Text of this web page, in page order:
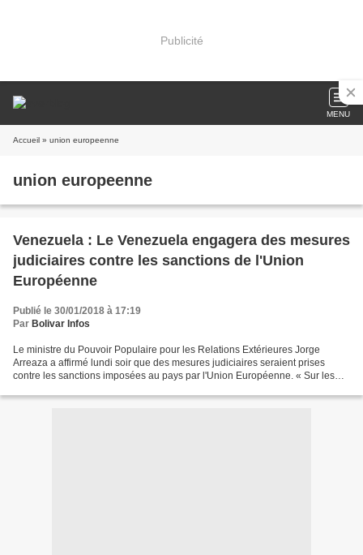
Publicité
MENU
Accueil » union europeenne
union europeenne
Venezuela : Le Venezuela engagera des mesures
judiciaires contre les sanctions de l'Union
Européenne
Publié le 30/01/2018 à 17:19
Par Bolivar Infos
Le ministre du Pouvoir Populaire pour les Relations Extérieures Jorge
Arreaza a affirmé lundi soir que des mesures judiciaires seraient prises
contre les sanctions imposées au pays par l'Union Européenne. « Sur les